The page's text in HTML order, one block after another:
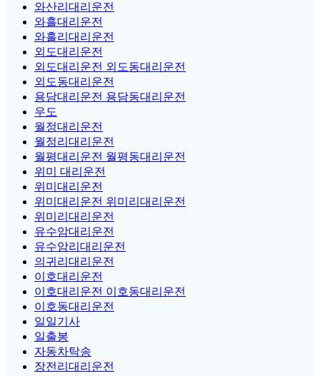
와산리대리운전
와흘대리운전
와흘리대리운전
외도대리운전
외도대리운전 외도동대리운전
외도동대리운전
용담대리운전 용담동대리운전
우도
월정대리운전
월정리대리운전
월평대리운전 월평동대리운전
위미 대리운전
위미대리운전
위미대리운전 위미리대리운전
위미리대리운전
유수암대리운전
유수암리대리운전
의귀리대리운전
이호대리운전
이호대리운전 이호동대리운전
이호동대리운전
일일기사
일출봉
자동차탁송
장전리대리운전